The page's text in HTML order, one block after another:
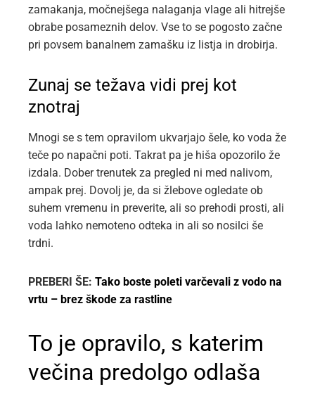
zamakanja, močnejšega nalaganja vlage ali hitrejše
obrabe posameznih delov. Vse to se pogosto začne
pri povsem banalnem zamašku iz listja in drobirja.
Zunaj se težava vidi prej kot
znotraj
Mnogi se s tem opravilom ukvarjajo šele, ko voda že
teče po napačni poti. Takrat pa je hiša opozorilo že
izdala. Dober trenutek za pregled ni med nalivom,
ampak prej. Dovolj je, da si žlebove ogledate ob
suhem vremenu in preverite, ali so prehodi prosti, ali
voda lahko nemoteno odteka in ali so nosilci še
trdni.
PREBERI ŠE: Tako boste poleti varčevali z vodo na
vrtu – brez škode za rastline
To je opravilo, s katerim
večina predolgo odlaša